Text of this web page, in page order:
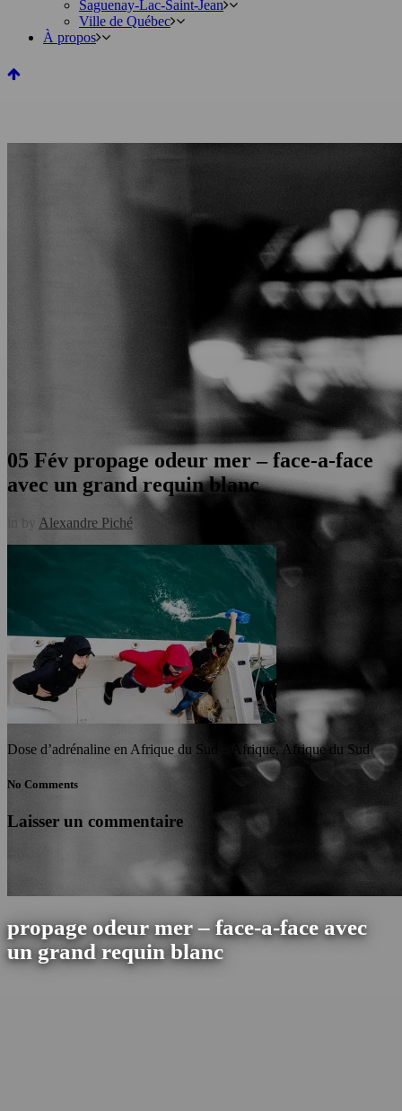
Saguenay-Lac-Saint-Jean
Ville de Québec
À propos
propage odeur mer – face-a-face avec
un grand requin blanc
05 Fév propage odeur mer – face-a-face
avec un grand requin blanc
by Alexandre Piché
Dose d’adrénaline en Afrique du Sud – Afrique, Afrique du Sud
No Comments
Laisser un commentaire